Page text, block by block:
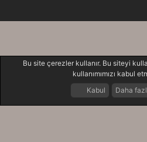
Neler Yeni
Bu site çerezler kullanır. Bu siteyi
kullanımımızı kabul
Kabul
Daha